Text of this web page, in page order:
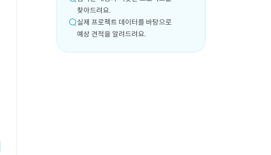
찾아드려요.
실제 프로젝트 데이터를 바탕으로
예상 견적을 알려드려요.